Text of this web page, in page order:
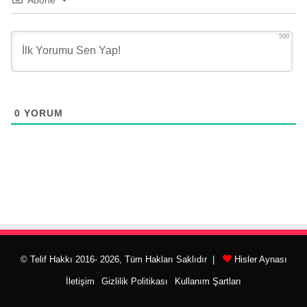
500
0 YORUM
© Telif Hakkı 2016- 2026, Tüm Hakları Saklıdır | Hisler Aynası
İletişim Gizlilik Politikası Kullanım Şartları